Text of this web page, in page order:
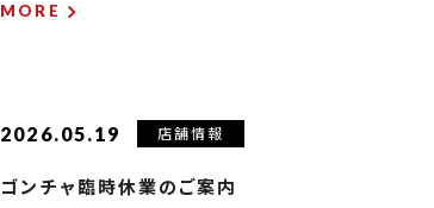
MORE
2026.05.19 店舗情報
ゴンチャ臨時休業のご案内